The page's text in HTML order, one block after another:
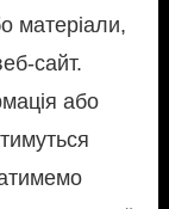
матеріали,
сайт.
або